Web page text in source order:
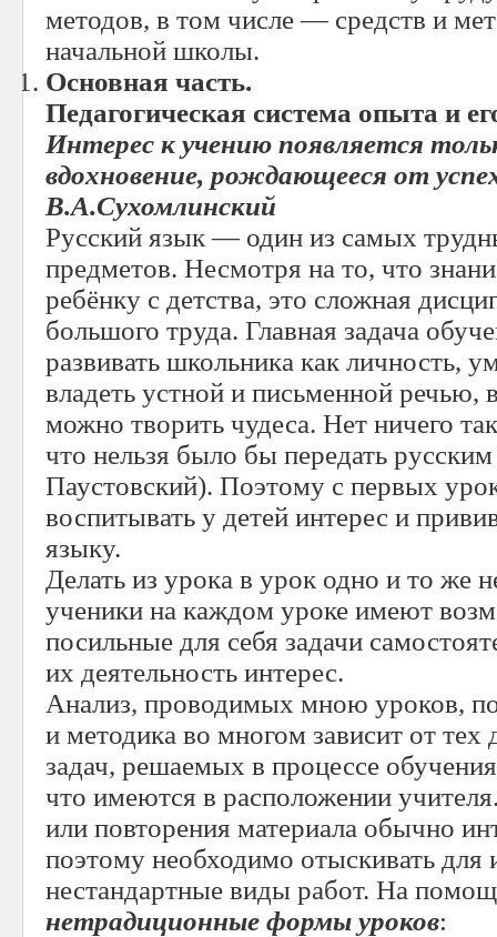
методов, в том числе — средств и
начальной школы.
Основная часть.
Педагогическая система опыта и
Интерес к учению появляется
вдохновение, рождающееся от
В.А.Сухомлинский
Русский язык — один из самых
предметов. Несмотря на то, что
ребёнку с детства, это сложная
большого труда. Главная задача
развивать школьника как личность,
владеть устной и письменной речью,
можно творить чудеса. Нет ничего
что нельзя было бы передать
Паустовский). Поэтому с первых
воспитывать у детей интерес и
языку.
Делать из урока в урок одно и то же
ученики на каждом уроке имеют
посильные для себя задачи
их деятельность интерес.
Анализ, проводимых мною уроков,
и методика во многом зависит от тех
задач, решаемых в процессе
что имеются в расположении
или повторения материала обычно
поэтому необходимо отыскивать для
нестандартные виды работ. На
нетрадиционные формы уроков: